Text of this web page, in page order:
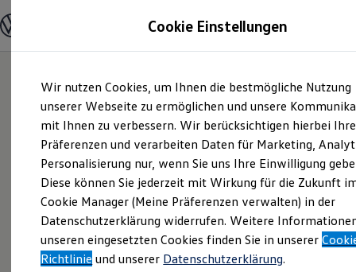
Hauptinhalt
springen
Footer
springen
Modelle und Konfigurator
Modelle vergleichen
Elektroautos
ENERGY Sondermodelle
Nutzfahrzeuge
SUV und CUV
Familienautos
Kombis
Kompaktwagen
Sportwagen
Schnell verfügbare Fahrzeuge
Angebote und Produkte
Aktuelle Angebote
E-Auto-Förderung
Volkswagen Marktplatz
Cookie Einstellungen
Wir nutzen Cookies, um Ihnen die bestmögliche Nutzung
unserer Webseite zu ermöglichen und unsere
mit Ihnen zu verbessern. Wir berücksichtigen hierbei Ihre
Präferenzen und verarbeiten Daten für Marketing,
Personalisierung nur, wenn Sie uns Ihre Einwilligung
Diese können Sie jederzeit mit Wirkung für die Zukunft
Cookie Manager (Meine Präferenzen verwalten) in der
Datenschutzerklärung widerrufen. Weitere
unseren eingesetzten Cookies finden Sie in unserer
Richtlinie und unserer Datenschutzerklärung.